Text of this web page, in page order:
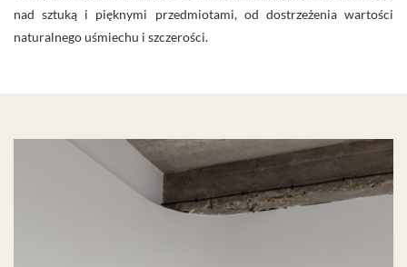
nad sztuką i pięknymi przedmiotami, od dostrzeżenia wartości
naturalnego uśmiechu i szczerości.